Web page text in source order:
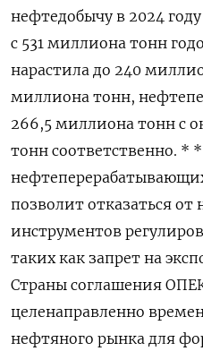
нефтедобычу в 2024
с 531 миллиона тонн
нарастила до 240
миллиона тонн,
266,5 миллиона тонн с
тонн соответственно. *
позволит отказаться
инструментов
таких как запрет на
Страны соглашения
целенаправленно
нефтяного рынка для